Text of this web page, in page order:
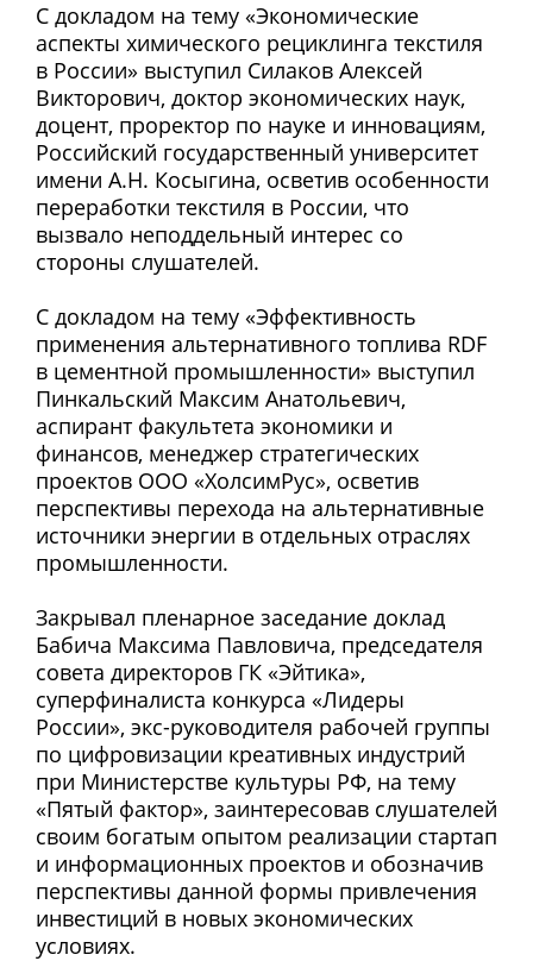
С докладом на тему «Экономические
аспекты химического рециклинга текстиля
в России» выступил Силаков Алексей
Викторович, доктор экономических наук,
доцент, проректор по науке и инновациям,
Российский государственный университет
имени А.Н. Косыгина, осветив особенности
переработки текстиля в России, что
вызвало неподдельный интерес со
стороны слушателей.
С докладом на тему «Эффективность
применения альтернативного топлива RDF
в цементной промышленности» выступил
Пинкальский Максим Анатольевич,
аспирант факультета экономики и
финансов, менеджер стратегических
проектов ООО «ХолсимРус», осветив
перспективы перехода на альтернативные
источники энергии в отдельных отраслях
промышленности.
Закрывал пленарное заседание доклад
Бабича Максима Павловича, председателя
совета директоров ГК «Эйтика»,
суперфиналиста конкурса «Лидеры
России», экс-руководителя рабочей группы
по цифровизации креативных индустрий
при Министерстве культуры РФ, на тему
«Пятый фактор», заинтересовав слушателей
своим богатым опытом реализации стартап
и информационных проектов и обозначив
перспективы данной формы привлечения
инвестиций в новых экономических
условиях.